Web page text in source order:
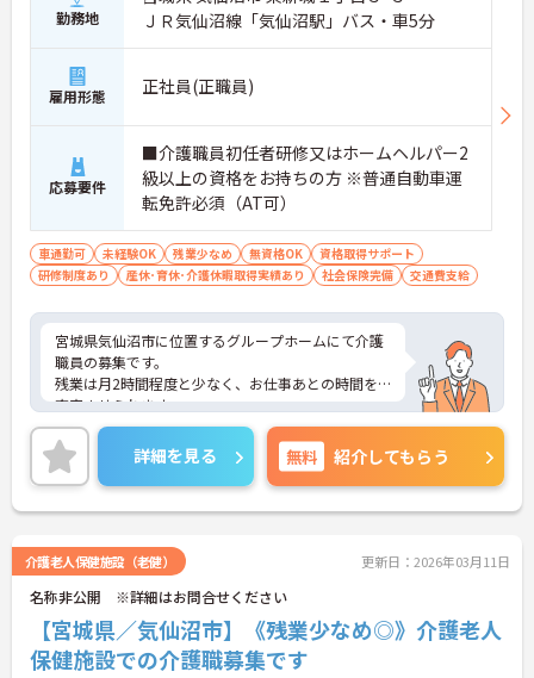
勤務地
ＪＲ気仙沼線「気仙沼駅」バス・車5分
雇用形態 正社員(正職員)
応募要件
■介護職員初任者研修又はホームヘルパー2
級以上の資格をお持ちの方 ※普通自動車運
転免許必須（AT可）
車通勤可 未経験OK 残業少なめ 無資格OK
資格取得サポート
研修制度あり
産休･育休･介護休暇取得実績あり 社会保険完備 交通費支給
宮城県気仙沼市に位置するグループホームにて介護
職員の募集です。
残業は月2時間程度と少なく、お仕事あとの時間を
充実させられます。
お子様の学校行事などによる休日取得などにも、柔
軟にご対応いただける職場です！
ご興味のある方には、面接対策ポイントなど、さら
に詳細をお話しいたしますので、お気軽にご相談く
ださい。
詳細を見る 無料 紹介してもらう
介護老人保健施設（老健） 更新日：2026年03月11日
名称非公開 ※詳細はお問合せください
【宮城県／気仙沼市】《残業少なめ◎》介護老人
保健施設での介護職募集です